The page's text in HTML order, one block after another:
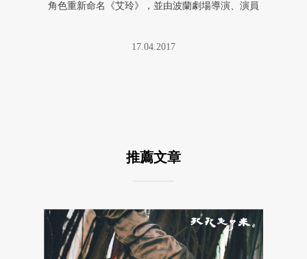
角色重新命名《艾玲》，並由波蘭劇場導演、演員
17.04.2017
推薦文章